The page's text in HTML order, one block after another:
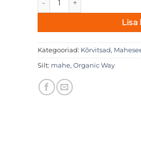
Lisa
Kategooriad: Kõrvitsad,
Silt: mahe, Organic Way